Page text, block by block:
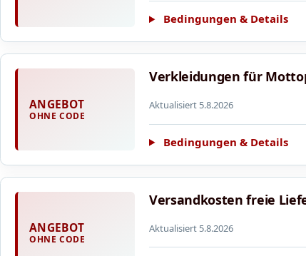
Bedingungen & Details
ANGEBOT
OHNE CODE
Verkleidungen für
Aktualisiert 5.8.2026
Bedingungen & Details
ANGEBOT
OHNE CODE
Versandkosten freie
Aktualisiert 5.8.2026